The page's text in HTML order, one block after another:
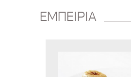
ΕΜΠΕΙΡΙΑ